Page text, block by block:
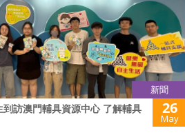
新聞
訪澳門輔具資源中心 了解輔具
26
May